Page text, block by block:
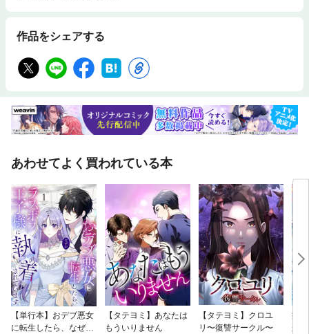
作品をシェアする
あわせてよく買われている本
【単行本】おデブ悪女
に転生したら、なぜか
【タテヨミ】あなたは
もういりません
【タテヨミ】クロユ
リ〜復讐サークル〜
病
が